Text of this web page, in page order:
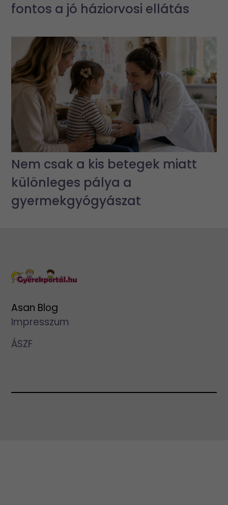
fontos a jó háziorvosi ellátás
Nem csak a kis betegek miatt
különleges pálya a
gyermekgyógyászat
Asan Blog
Impresszum
ÁSZF